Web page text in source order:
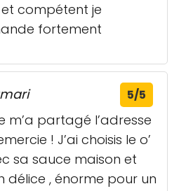
compétent je
fortement
5/5
m’a partagé l’adresse
! J’ai choisis le o’
sa sauce maison et
délice , énorme pour un